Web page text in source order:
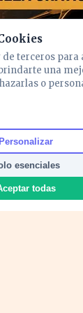
terceros
una
o
Personalizar
esenciales
todas